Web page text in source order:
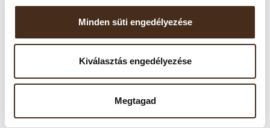
Minden süti engedélyezése
Kiválasztás engedélyezése
Megtagad
A kávét hűvös, száraz, fénytől védett helyen, légmentesen
zárható tárolóban ajánlott tartani.
a szemes kávé gyorsan veszít aromájából. A fagyasztás nem
ajánlott, mivel a nedvesség károsíthatja az aromákat. Kérjük,
ne tárolja hűtőszekrényben sem.